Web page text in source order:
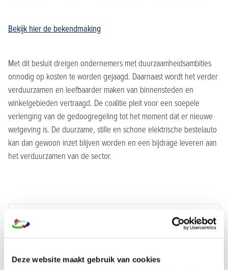
Deze website maakt gebruik van cookies
Bekijk hier de bekendmaking
Met dit besluit dreigen ondernemers met duurzaamheidsambities
onnodig op kosten te worden gejaagd. Daarnaast wordt het verder
verduurzamen en leefbaarder maken van binnensteden en
winkelgebieden vertraagd. De coalitie pleit voor een soepele
verlenging van de gedoogregeling tot het moment dat er nieuwe
wetgeving is. De duurzame, stille en schone elektrische bestelauto
kan dan gewoon inzet blijven worden en een bijdrage leveren aan
het verduurzamen van de sector.
Manager communicatieBouwend
Nederland